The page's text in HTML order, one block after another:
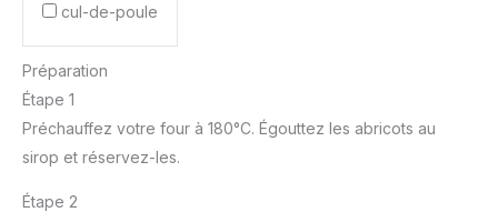
cul-de-poule
Préparation
Étape 1
Préchauffez votre four à 180°C. Égouttez les abricots au
sirop et réservez-les.
Étape 2